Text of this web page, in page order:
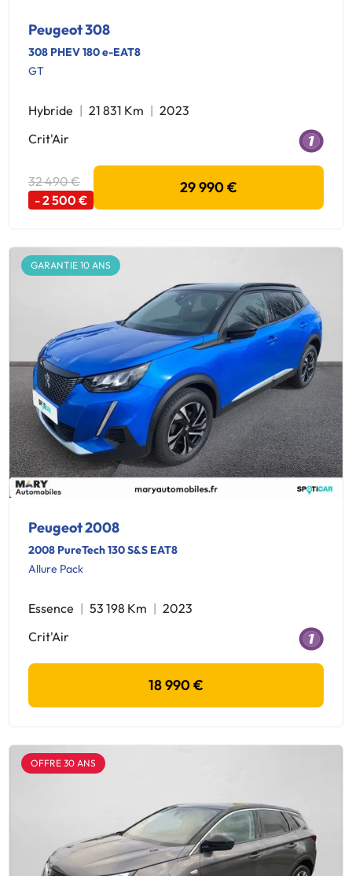
Peugeot 308
308 PHEV 180 e-EAT8
GT
Hybride 21 831 Km
2023
Crit'Air
32 490 €
- 2 500 €
29 990 €
GARANTIE 10 ANS
Peugeot 2008
2008 PureTech 130 S&S EAT8
Allure Pack
Essence 53 198 Km
2023
Crit'Air
18 990 €
OFFRE 30 ANS